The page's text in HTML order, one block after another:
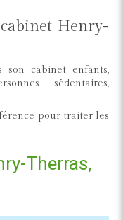
Henry-
son cabinet enfants,
sédentaires,
pour traiter les
Therras,